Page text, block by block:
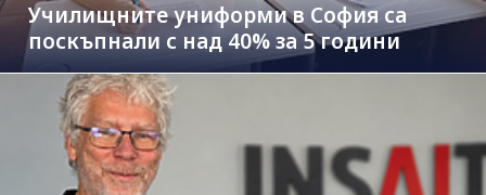
Училищните униформи в София са
поскъпнали с над 40% за 5 години